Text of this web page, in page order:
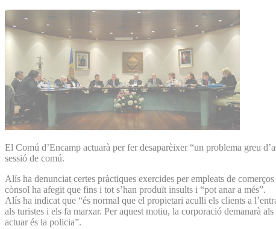
El Comú d’Encamp actuarà per fer desaparèixer “un problema greu
sessió de comú.
Alís ha denunciat certes pràctiques exercides per empleats de
cònsol ha afegit que fins i tot s’han produït insults i “pot anar a més”.
Alís ha indicat que “és normal que el propietari aculli els clients a
als turistes i els fa marxar. Per aquest motiu, la corporació demanarà
actuar és la policia”.